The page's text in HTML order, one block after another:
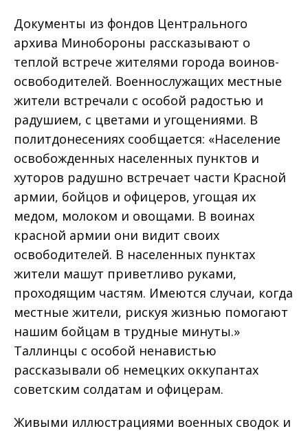
Документы из фондов Центрального
архива Минобороны рассказывают о
теплой встрече жителями города воинов-
освободителей. Военнослужащих местные
жители встречали с особой радостью и
радушием, с цветами и угощениями. В
политдонесениях сообщается: «Население
освобожденных населенных пунктов и
хуторов радушно встречает части Красной
армии, бойцов и офицеров, угощая их
медом, молоком и овощами. В воинах
красной армии они видит своих
освободителей. В населенных пунктах
жители машут приветливо руками,
проходящим частям. Имеются случаи, когда
местные жители, рискуя жизнью помогают
нашим бойцам в трудные минуты.»
Таллинцы с особой ненавистью
рассказывали об немецких оккупантах
советским солдатам и офицерам.
Живыми иллюстрациями военных сводок и